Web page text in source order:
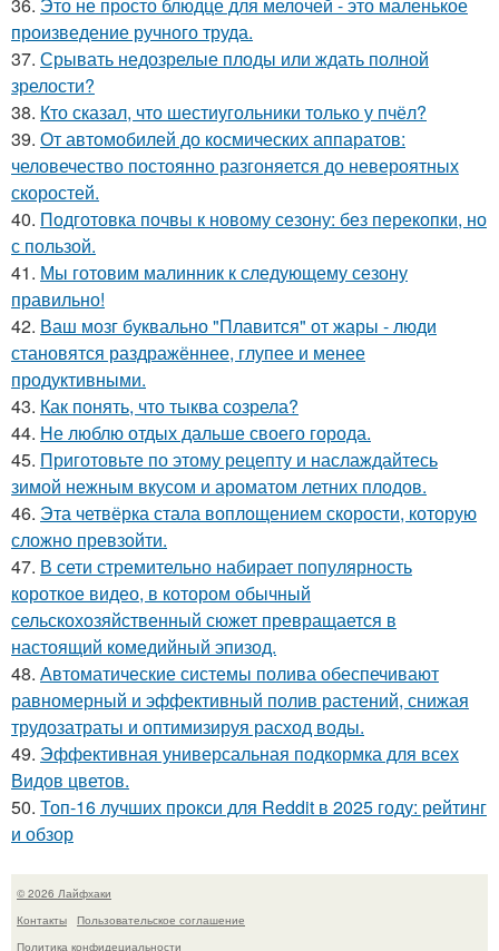
произведение ручного труда.
37. Срывать недозрелые плоды или ждать полной
зрелости?
38. Кто сказал, что шестиугольники только у пчёл?
39. От автомобилей до космических аппаратов:
человечество постоянно разгоняется до невероятных
скоростей.
40. Подготовка почвы к новому сезону: без перекопки, но
с пользой.
41. Мы готовим малинник к следующему сезону
правильно!
42. Ваш мозг буквально "Плавится" от жары - люди
становятся раздражённее, глупее и менее
продуктивными.
43. Как понять, что тыква созрела?
44. Не люблю отдых дальше своего города.
45. Приготовьте по этому рецепту и наслаждайтесь
зимой нежным вкусом и ароматом летних плодов.
46. Эта четвёрка стала воплощением скорости, которую
сложно превзойти.
47. В сети стремительно набирает популярность
короткое видео, в котором обычный
сельскохозяйственный сюжет превращается в
настоящий комедийный эпизод.
48. Автоматические системы полива обеспечивают
равномерный и эффективный полив растений, снижая
трудозатраты и оптимизируя расход воды.
49. Эффективная универсальная подкормка для всех
Видов цветов.
50. Топ-16 лучших прокси для Reddit в 2025 году: рейтинг
и обзор
© 2026 Лайфхаки
Контакты
Пользовательское соглашение
Политика конфидециальности